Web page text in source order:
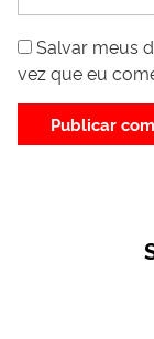
Salvar meus
vez que eu